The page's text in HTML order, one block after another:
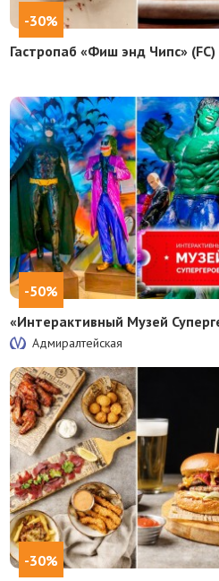
-30%
Гастропаб «Фиш энд Чипс»
-50%
«Интерактивный Музей
Адмиралтейская
-30%